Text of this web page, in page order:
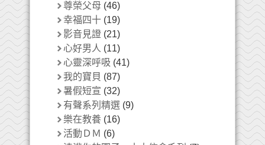
尊榮父母 (46)
幸福四十 (19)
影音見證 (21)
心好男人 (11)
心靈深呼吸 (41)
我的寶貝 (87)
暑假短宣 (32)
有聲系列精選 (9)
樂在教養 (16)
活動ＤＭ (6)